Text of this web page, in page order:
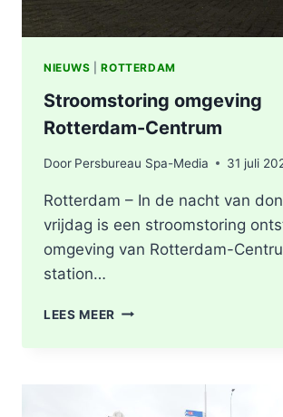
NIEUWS |ROTTERDAM
Stroomstoring omgeving
Rotterdam-Centrum
Door Persbureau Spa-Media 31 juli
Rotterdam – In de nacht van
vrijdag is een stroomstoring
omgeving van Rotterdam-
station…
LEES MEER STROOMSTORING